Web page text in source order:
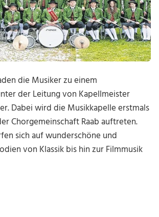
die Musiker zu einem
der Leitung von Kapellmeister
Dabei wird die Musikkapelle erstmals
Chorgemeinschaft Raab auftreten.
sich auf wunderschöne und
von Klassik bis hin zur Filmmusik